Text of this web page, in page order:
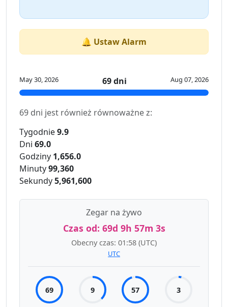
🔔 Ustaw Alarm
May 30, 2026 69 dni Aug 07, 2026
69 dni jest również równoważne z:
Tygodnie9.9
Dni 69.0
Godziny 1,656.0
Minuty99,360
Sekundy5,961,600
Zegar na żywo
Czas od: 69d 9h 57m 3s
Obecny czas: 01:58 (UTC)
UTC
69 9 57 3